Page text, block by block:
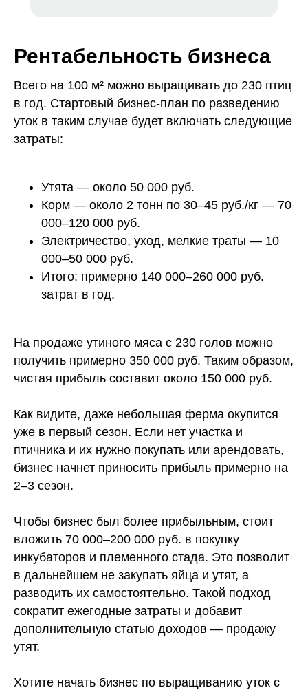
Рентабельность бизнеса
Всего на 100 м² можно выращивать до 230 птиц
в год. Стартовый бизнес-план по разведению
уток в таким случае будет включать следующие
затраты:
Утята — около 50 000 руб.
Корм — около 2 тонн по 30–45 руб./кг — 70
000–120 000 руб.
Электричество, уход, мелкие траты — 10
000–50 000 руб.
Итого: примерно 140 000–260 000 руб.
затрат в год.
На продаже утиного мяса с 230 голов можно
получить примерно 350 000 руб. Таким образом,
чистая прибыль составит около 150 000 руб.
Как видите, даже небольшая ферма окупится
уже в первый сезон. Если нет участка и
птичника и их нужно покупать или арендовать,
бизнес начнет приносить прибыль примерно на
2–3 сезон.
Чтобы бизнес был более прибыльным, стоит
вложить 70 000–200 000 руб. в покупку
инкубаторов и племенного стада. Это позволит
в дальнейшем не закупать яйца и утят, а
разводить их самостоятельно. Такой подход
сократит ежегодные затраты и добавит
дополнительную статью доходов — продажу
утят.
Хотите начать бизнес по выращиванию уток с